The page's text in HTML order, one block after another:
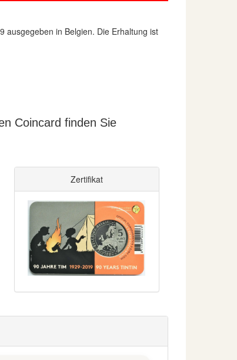
ausgegeben in Belgien. Die Erhaltung ist
Coincard finden Sie
Zertifikat